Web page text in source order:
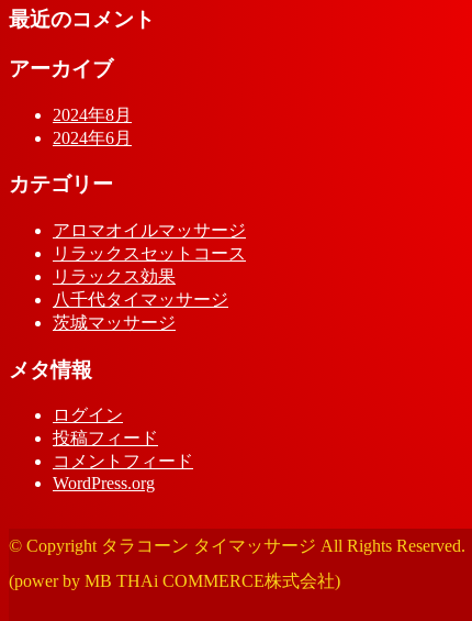
最近のコメント
アーカイブ
2024年8月
2024年6月
カテゴリー
アロマオイルマッサージ
リラックスセットコース
リラックス効果
八千代タイマッサージ
茨城マッサージ
メタ情報
ログイン
投稿フィード
コメントフィード
WordPress.org
© Copyright タラコーン タイマッサージ All Rights
(power by MB THAi COMMERCE株式会社)